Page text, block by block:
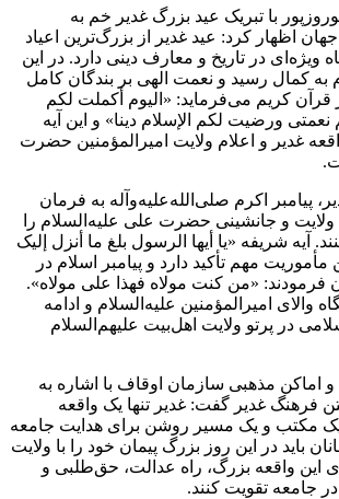
با تبریک عید بزرگ غدیر خم به
اظهار کرد: عید غدیر از بزرگ‌ترین اعیاد
ویژه‌ای در تاریخ و معارف دینی دارد. در این
به کمال رسید و نعمت الهی بر بندگان کامل
قرآن کریم می‌فرماید: «الیوم أکملت لکم
ورضیت لکم الإسلام دینا» و این آیه
غدیر و اعلام ولایت امیرالمؤمنین حضرت
پیامبر اکرم صلی‌الله‌علیه‌وآله به فرمان
ولایت و جانشینی حضرت علی علیه‌السلام را
آیه شریفه «یا أیها الرسول بلغ ما أنزل إلیک
مهم تأکید دارد و پیامبر اسلام در
«من کنت مولاه فهذا علی مولاه».
والای امیرالمؤمنین علیه‌السلام و ادامه
در پرتو ولایت اهل‌بیت علیهم‌السلام
و اماکن مذهبی سازمان اوقاف با اشاره به
فرهنگ غدیر گفت: غدیر تنها یک واقعه
یک مکتب و یک مسیر روشن برای هدایت جامعه
باید در این روز بزرگ پیمان خود را با ولایت
این واقعه بزرگ، راه عدالت، حق‌طلبی و
جامعه تقویت کنند.